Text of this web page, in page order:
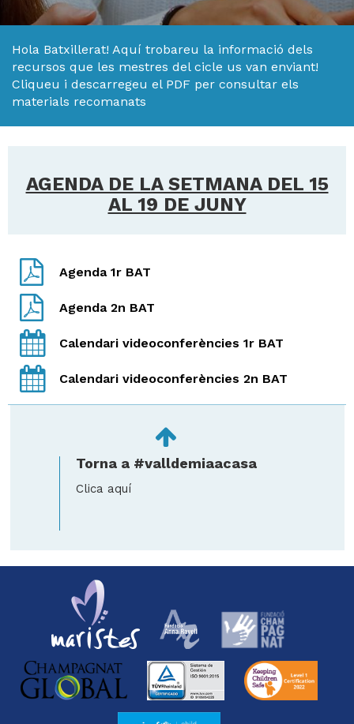
Hola Batxillerat! Aquí trobareu la informació dels
recursos que les mestres del cicle us van enviant!
Cliqueu i descarregeu el PDF per consultar els
materials recomanats
AGENDA DE LA SETMANA DEL 15
AL 19 DE JUNY
Agenda 1r BAT
Agenda 2n BAT
Calendari videoconferències 1r BAT
Calendari videoconferències 2n BAT
Torna a #valldemiaacasa
Clica aquí